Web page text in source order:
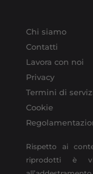
Chi siamo
Contatti
Lavora con noi
Privacy
Termini di
Cookie
Rispetto ai
riprodotti è